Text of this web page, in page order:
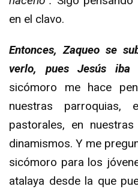
en el clavo.
Entonces, Zaqueo se
verlo, pues Jesús
sicómoro me hace
nuestras parroquias,
pastorales, en
dinamismos. Y me
sicómoro para los
atalaya desde la que